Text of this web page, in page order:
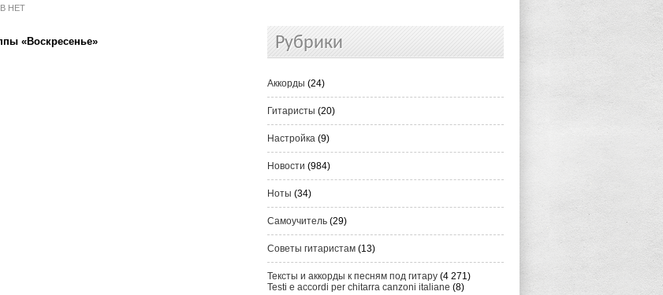
НЕТ
«Воскресенье» Рубрики
Аккорды (24)
Гитаристы (20)
Настройка (9)
Новости (984)
Ноты (34)
Самоучитель (29)
Советы гитаристам (13)
Тексты и аккорды к песням под гитару (4 271)
Testi e accordi per chitarra canzoni italiane (8)